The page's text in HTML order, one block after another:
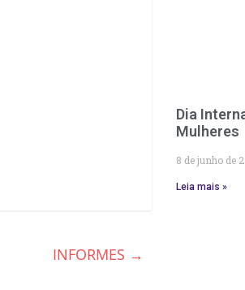
INFORMES →
Dia
Mulheres
8 de junho de
Leia mais »